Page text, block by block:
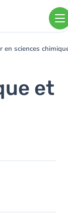
en sciences
et